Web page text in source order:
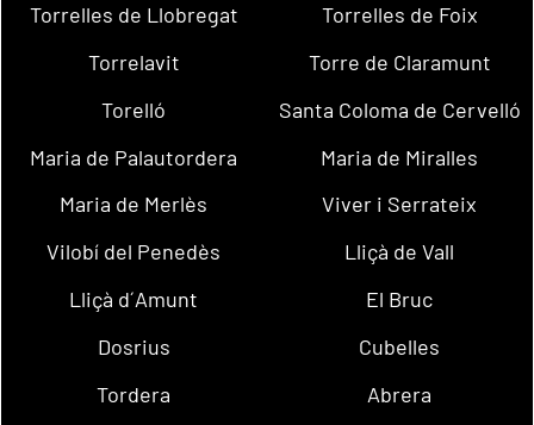
Torrelles de Llobregat
Torrelles de Foix
Torrelavit
Torre de Claramunt
Torelló
Santa Coloma de Cervelló
Maria de Palautordera
Maria de Miralles
Maria de Merlès
Viver i Serrateix
Vilobí del Penedès
Lliçà de Vall
Lliçà d´Amunt
El Bruc
Dosrius
Cubelles
Tordera
Abrera